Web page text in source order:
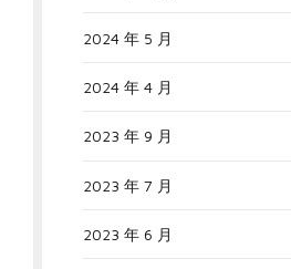
2024 年 5 月
2024 年 4 月
2023 年 9 月
2023 年 7 月
2023 年 6 月